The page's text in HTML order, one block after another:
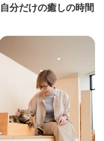
自分だけの癒しの時間